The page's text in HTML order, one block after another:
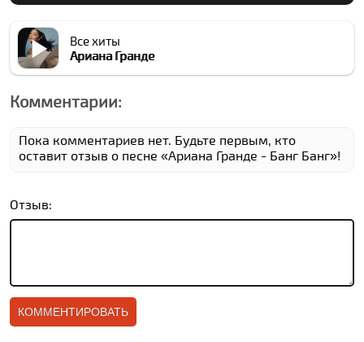
Все хиты
Ариана Гранде
Комментарии:
Пока комментариев нет. Будьте первым, кто
оставит отзыв о песне «Ариана Гранде - Банг Банг»!
Отзыв: